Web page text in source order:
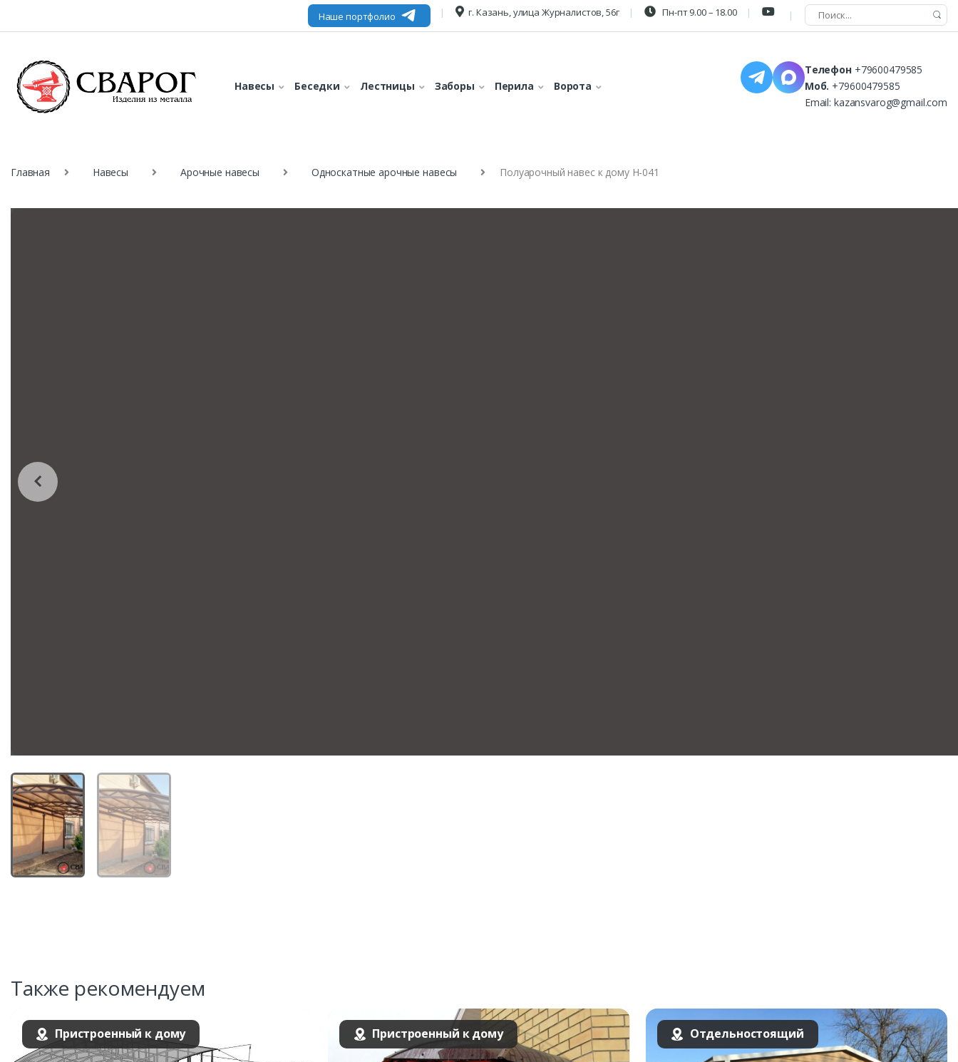
Наше портфолио г. Казань, улица Журналистов, 56г Пн-пт 9.00 – 18.00
Навесы Беседки Лестницы Заборы Перила Ворота
Телефон +79600479585
Моб. +79600479585
Email: kazansvarog@gmail.com
Главная Навесы Арочные навесы Односкатные арочные навесы Полуарочный навес к дому Н-041
Также рекомендуем
Пристроенный к дому Пристроенный к дому Отдельностоящий